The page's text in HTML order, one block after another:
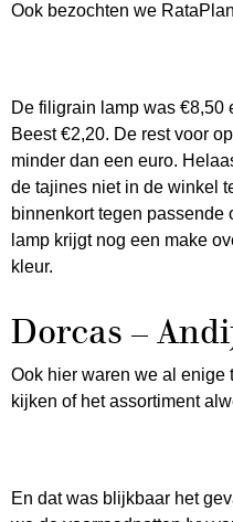
Ook bezochten we
De filigrain lamp was €8,50
Beest €2,20. De rest voor
minder dan een euro.
de tajines niet in de winkel
binnenkort tegen
lamp krijgt nog een make
kleur.
Dorcas –
Ook hier waren we al enige
kijken of het assortiment
En dat was blijkbaar het